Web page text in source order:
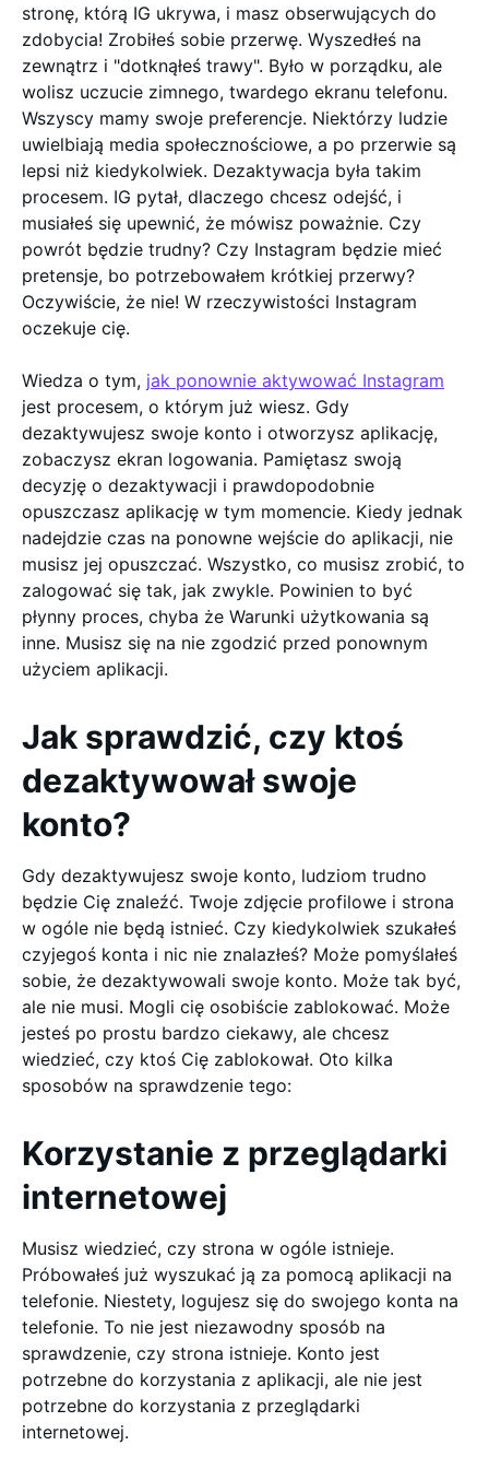
stronę, którą IG ukrywa, i masz obserwujących do
zdobycia! Zrobiłeś sobie przerwę. Wyszedłeś na
zewnątrz i "dotknąłeś trawy". Było w porządku, ale
wolisz uczucie zimnego, twardego ekranu telefonu.
Wszyscy mamy swoje preferencje. Niektórzy ludzie
uwielbiają media społecznościowe, a po przerwie są
lepsi niż kiedykolwiek. Dezaktywacja była takim
procesem. IG pytał, dlaczego chcesz odejść, i
musiałeś się upewnić, że mówisz poważnie. Czy
powrót będzie trudny? Czy Instagram będzie mieć
pretensje, bo potrzebowałem krótkiej przerwy?
Oczywiście, że nie! W rzeczywistości Instagram
oczekuje cię.
Wiedza o tym, jak ponownie aktywować Instagram
jest procesem, o którym już wiesz. Gdy
dezaktywujesz swoje konto i otworzysz aplikację,
zobaczysz ekran logowania. Pamiętasz swoją
decyzję o dezaktywacji i prawdopodobnie
opuszczasz aplikację w tym momencie. Kiedy jednak
nadejdzie czas na ponowne wejście do aplikacji, nie
musisz jej opuszczać. Wszystko, co musisz zrobić, to
zalogować się tak, jak zwykle. Powinien to być
płynny proces, chyba że Warunki użytkowania są
inne. Musisz się na nie zgodzić przed ponownym
użyciem aplikacji.
Jak sprawdzić, czy ktoś
dezaktywował swoje
konto?
Gdy dezaktywujesz swoje konto, ludziom trudno
będzie Cię znaleźć. Twoje zdjęcie profilowe i strona
w ogóle nie będą istnieć. Czy kiedykolwiek szukałeś
czyjegoś konta i nic nie znalazłeś? Może pomyślałeś
sobie, że dezaktywowali swoje konto. Może tak być,
ale nie musi. Mogli cię osobiście zablokować. Może
jesteś po prostu bardzo ciekawy, ale chcesz
wiedzieć, czy ktoś Cię zablokował. Oto kilka
sposobów na sprawdzenie tego:
Korzystanie z przeglądarki
internetowej
Musisz wiedzieć, czy strona w ogóle istnieje.
Próbowałeś już wyszukać ją za pomocą aplikacji na
telefonie. Niestety, logujesz się do swojego konta na
telefonie. To nie jest niezawodny sposób na
sprawdzenie, czy strona istnieje. Konto jest
potrzebne do korzystania z aplikacji, ale nie jest
potrzebne do korzystania z przeglądarki
internetowej.